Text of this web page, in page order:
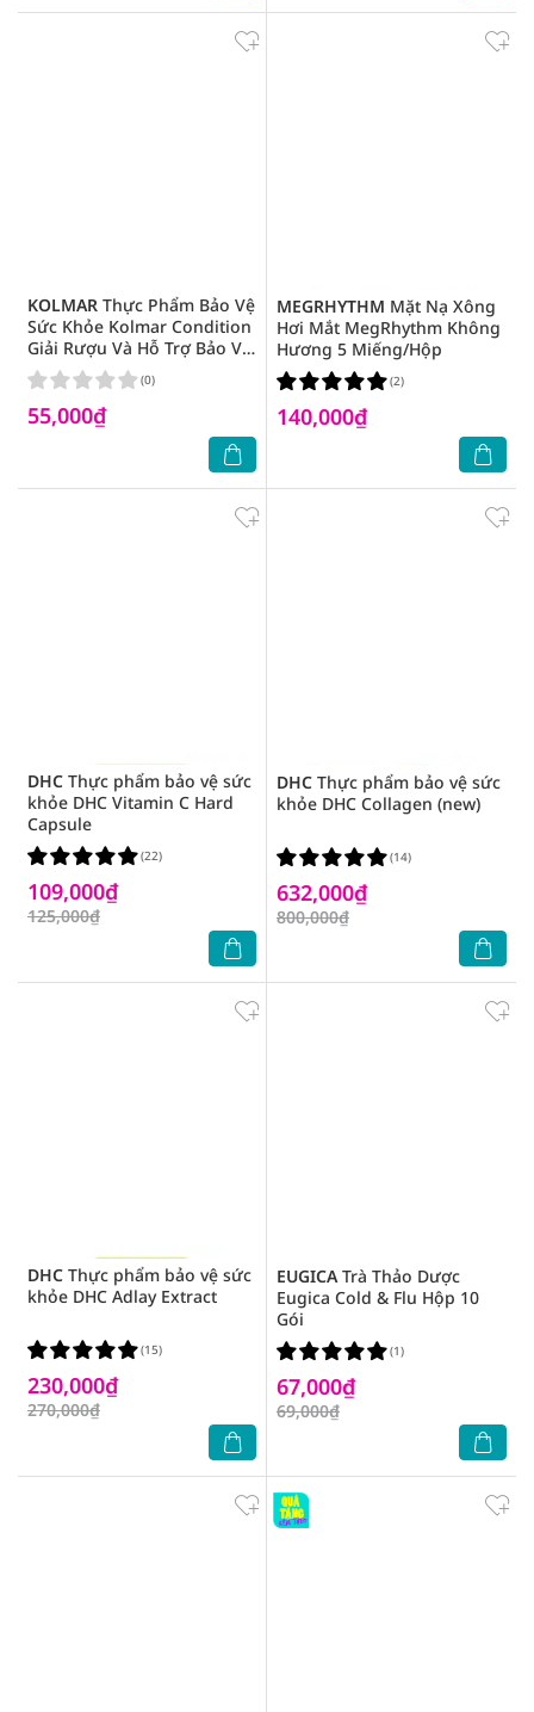
KOLMAR Thực Phẩm Bảo Vệ
Sức Khỏe Kolmar Condition
Giải Rượu Và Hỗ Trợ Bảo Vệ
Gan 100ml
55,000₫
(0)
MEGRHYTHM Mặt Nạ Xông
Hơi Mắt MegRhythm Không
Hương 5 Miếng/Hộp
140,000₫
(2)
DHC Thực phẩm bảo vệ sức
khỏe DHC Vitamin C Hard
Capsule
109,000₫
125,000₫
(22)
DHC Thực phẩm bảo vệ sức
khỏe DHC Collagen (new)
632,000₫
800,000₫
(14)
DHC Thực phẩm bảo vệ sức
khỏe DHC Adlay Extract
230,000₫
270,000₫
(15)
EUGICATrà Thảo Dược
Eugica Cold & Flu Hộp 10
Gói
67,000₫
69,000₫
(1)